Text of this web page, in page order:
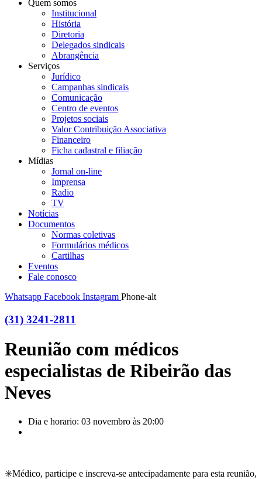
Quem somos
Institucional
História
Diretoria
Delegados sindicais
Abrangência
Serviços
Jurídico
Campanhas sindicais
Comunicação
Centro de eventos
Projetos sociais
Valor Contribuição Associativa
Financeiro
Ficha cadastral e filiação
Mídias
Jornal on-line
Imprensa
Radio
TV
Notícias
Documentos
Normas coletivas
Formulários médicos
Cartilhas
Eventos
Fale conosco
Whatsapp Facebook Instagram Phone-alt
(31) 3241-2811
Reunião com médicos
especialistas de Ribeirão das
Neves
Dia e horario: 03 novembro às 20:00
✳️Médico, participe e inscreva-se antecipadamente para esta reunião,